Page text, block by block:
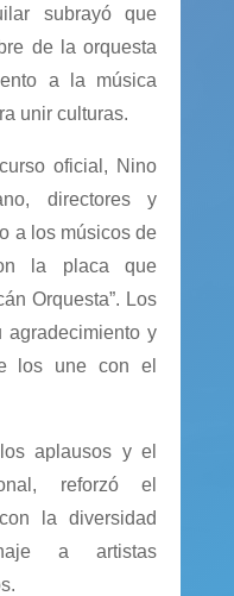
subrayó que
de la orquesta
a la música
unir culturas.
oficial, Nino
directores y
a los músicos de
la placa que
Orquesta”. Los
agradecimiento y
los une con el
aplausos y el
reforzó el
la diversidad
a artistas